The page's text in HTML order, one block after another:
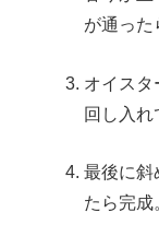
が通った
オイスタ
回し入れ
最後に斜
たら完成